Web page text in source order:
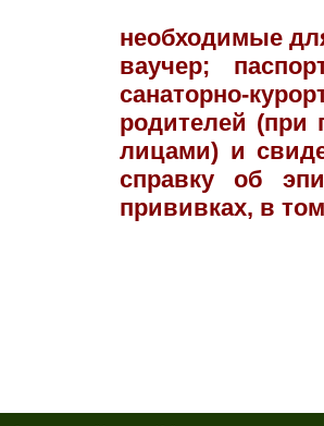
необходимые
ваучер;
санаторно-
родителей (при
лицами) и
справку об
прививках, в